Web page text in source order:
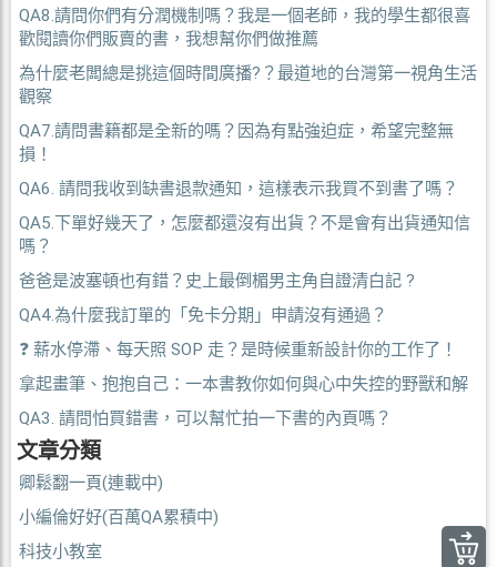
QA8.請問你們有分潤機制嗎？我是一個老師，我的學生都很喜
歡閱讀你們販賣的書，我想幫你們做推薦
為什麼老闆總是挑這個時間廣播?？最道地的台灣第一視角生活
觀察
QA7.請問書籍都是全新的嗎？因為有點強迫症，希望完整無
損！
QA6. 請問我收到缺書退款通知，這樣表示我買不到書了嗎？
QA5.下單好幾天了，怎麼都還沒有出貨？不是會有出貨通知信
嗎？
爸爸是波塞頓也有錯？史上最倒楣男主角自證清白記 ?
QA4.為什麼我訂單的「免卡分期」申請沒有通過？
❓ 薪水停滯、每天照 SOP 走？是時候重新設計你的工作了！
拿起畫筆、抱抱自己：一本書教你如何與心中失控的野獸和解
QA3. 請問怕買錯書，可以幫忙拍一下書的內頁嗎？
文章分類
卿鬆翻一頁(連載中)
小編倫好好(百萬QA累積中)
科技小教室